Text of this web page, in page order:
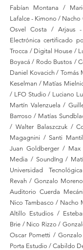
Fabían Montana /
Lafalce - Kimono /
Osvel Costa / Arjaus -
Electrónica certificado
Trocca / Digital House /
Boyacá / Rodo Bustos /
Daniel Kovacich / Tomás
Keselman / Matías
/ LFO Studio / Luciano
Martín Valenzuela /
Barroso / Matías
/ Walter Balaszczuk /
Magagnini / Santi
Juan Goldberger /
Media / SoundIng /
Universidad
Revah / Gonzalo
Auditorio Cuerda
Nico Tambasco / Nacho
Altillo Estudios /
Brie / Nico Rizzo /
Oscar Pometti /
Porta Estudio / Cabildo